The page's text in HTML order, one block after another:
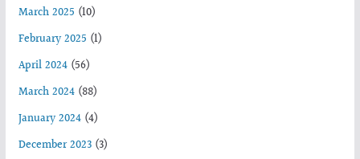
March 2025 (10)
February 2025 (1)
April 2024(56)
March 2024(88)
January 2024(4)
December 2023(3)